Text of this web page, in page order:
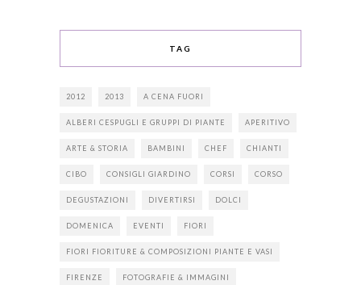
TAG
2012 2013 A CENA FUORI
ALBERI CESPUGLI E GRUPPI DI PIANTE APERITIVO
ARTE & STORIA BAMBINI CHEF CHIANTI
CIBO CONSIGLI GIARDINO CORSI CORSO
DEGUSTAZIONI DIVERTIRSI DOLCI
DOMENICA EVENTI FIORI
FIORI FIORITURE & COMPOSIZIONI PIANTE E VASI
FIRENZE FOTOGRAFIE & IMMAGINI